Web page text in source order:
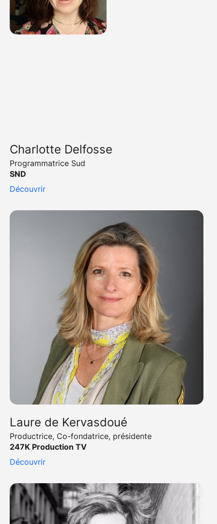
Charlotte Delfosse
Programmatrice Sud
SND
Découvrir
Laure de Kervasdoué
Productrice, Co-fondatrice, présidente
247K Production TV
Découvrir